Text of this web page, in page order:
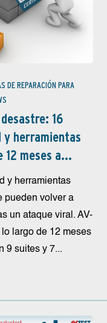
DE REPARACIÓN PARA
16
y herramientas
12 meses a...
y herramientas
pueden volver a
un ataque viral. AV-
largo de 12 meses
9 suites y 7...